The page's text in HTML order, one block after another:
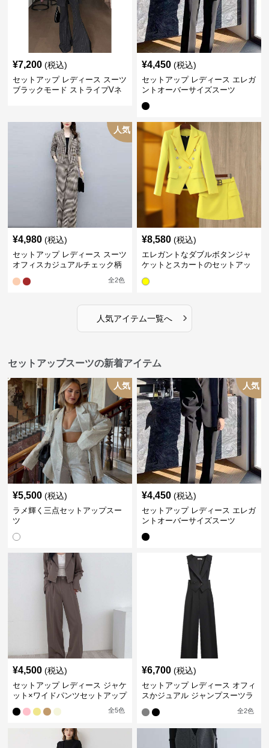
¥7,200 (税込)
セットアップ レディース スーツ
ブラックモード ストライプVネ
¥4,450 (税込)
セットアップ レディース エレガ
ントオーバーサイズスーツ
人気
¥4,980 (税込)
セットアップ レディース スーツ
オフィスカジュアルチェック柄
全2色
¥8,580 (税込)
エレガントなダブルボタンジャ
ケットとスカートのセットアッ
人気アイテム一覧へ ›
セットアップスーツの新着アイテム
人気
¥5,500 (税込)
ラメ輝く三点セットアップスー
ツ
人気
¥4,450 (税込)
セットアップ レディース エレガ
ントオーバーサイズスーツ
¥4,500 (税込)
セットアップ レディース ジャケ
ット×ワイドパンツセットアップ
全5色
¥6,700 (税込)
セットアップ レディース オフィ
スかジュアル ジャンプスーツラ
全2色